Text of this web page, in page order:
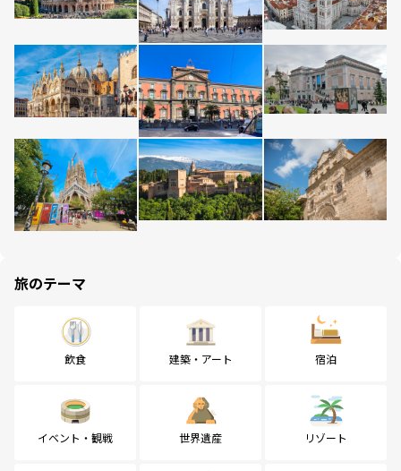
旅のテーマ
飲食 建築・アート 宿泊
イベント・観戦 世界遺産 リゾート